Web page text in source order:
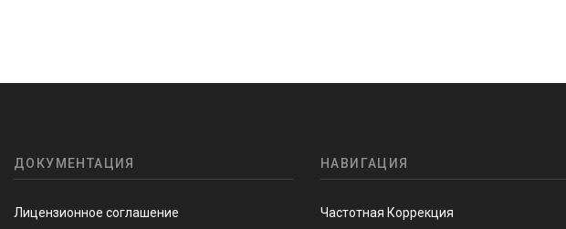
ДОКУМЕНТАЦИЯ
Лицензионное соглашение
НАВИГАЦИЯ
Частотная Коррекция